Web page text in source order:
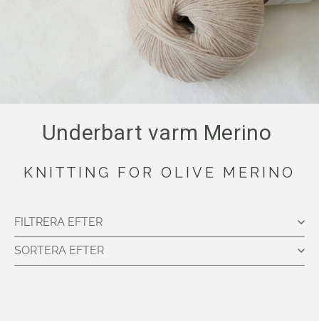
Underbart varm Merino
KNITTING FOR OLIVE MERINO
SORTERA EFTER
FILTRERA EFTER